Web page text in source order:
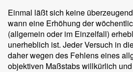
Einmal läßt sich keine
wann eine Erhöhung der
(allgemein oder im Einzelfall)
unerheblich ist. Jeder Versuch in
daher wegen des Fehlens eines
objektiven Maßstabs willkürlich